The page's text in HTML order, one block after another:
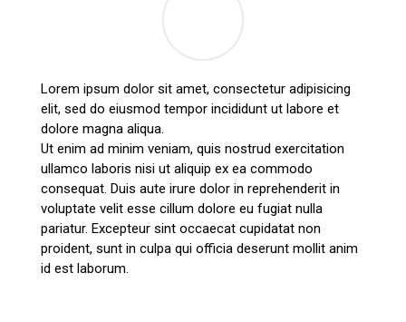
Lorem ipsum dolor sit amet, consectetur adipisicing
elit, sed do eiusmod tempor incididunt ut labore et
dolore magna aliqua.
Ut enim ad minim veniam, quis nostrud exercitation
ullamco laboris nisi ut aliquip ex ea commodo
consequat. Duis aute irure dolor in reprehenderit in
voluptate velit esse cillum dolore eu fugiat nulla
pariatur. Excepteur sint occaecat cupidatat non
proident, sunt in culpa qui officia deserunt mollit anim
id est laborum.